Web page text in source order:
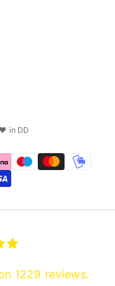
in DD
1229 reviews.